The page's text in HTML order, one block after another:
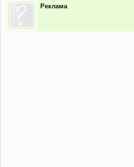
Реклама